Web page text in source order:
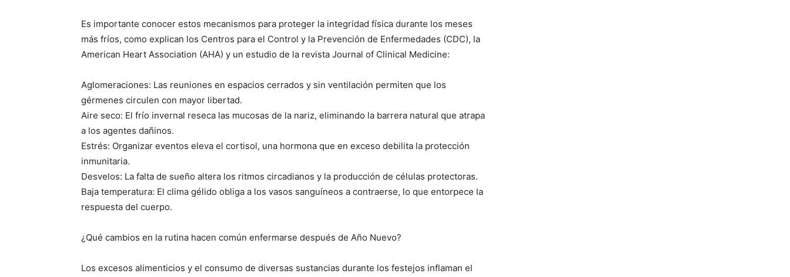
Es importante conocer estos mecanismos para proteger la integridad física durante los meses
más fríos, como explican los Centros para el Control y la Prevención de Enfermedades (CDC), la
American Heart Association (AHA) y un estudio de la revista Journal of Clinical Medicine:
Aglomeraciones: Las reuniones en espacios cerrados y sin ventilación permiten que los
gérmenes circulen con mayor libertad.
Aire seco: El frío invernal reseca las mucosas de la nariz, eliminando la barrera natural que atrapa
a los agentes dañinos.
Estrés: Organizar eventos eleva el cortisol, una hormona que en exceso debilita la protección
inmunitaria.
Desvelos: La falta de sueño altera los ritmos circadianos y la producción de células protectoras.
Baja temperatura: El clima gélido obliga a los vasos sanguíneos a contraerse, lo que entorpece la
respuesta del cuerpo.
¿Qué cambios en la rutina hacen común enfermarse después de Año Nuevo?
Los excesos alimenticios y el consumo de diversas sustancias durante los festejos inflaman el